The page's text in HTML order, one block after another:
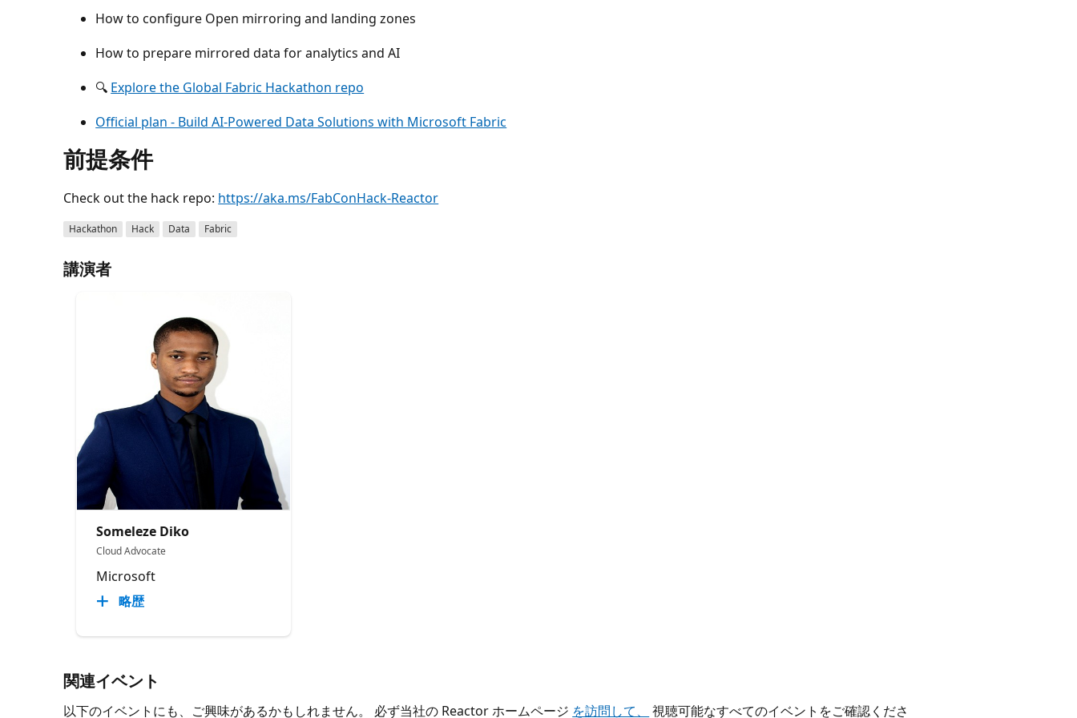
How to configure Open mirroring and landing zones
How to prepare mirrored data for analytics and AI
🔍 Explore the Global Fabric Hackathon repo
Official plan - Build AI-Powered Data Solutions with Microsoft Fabric
前提条件
Check out the hack repo: https://aka.ms/FabConHack-Reactor
Hackathon Hack Data Fabric
講演者
Someleze Diko
Cloud Advocate
Microsoft
略歴
関連イベント
以下のイベントにも、ご興味があるかもしれません。 必ず当社の Reactor ホームページ を訪問して、
視聴可能なすべてのイベントをご確認くださ